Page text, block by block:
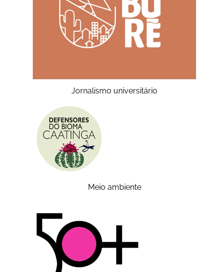
Jornalismo universitário
Meio ambiente